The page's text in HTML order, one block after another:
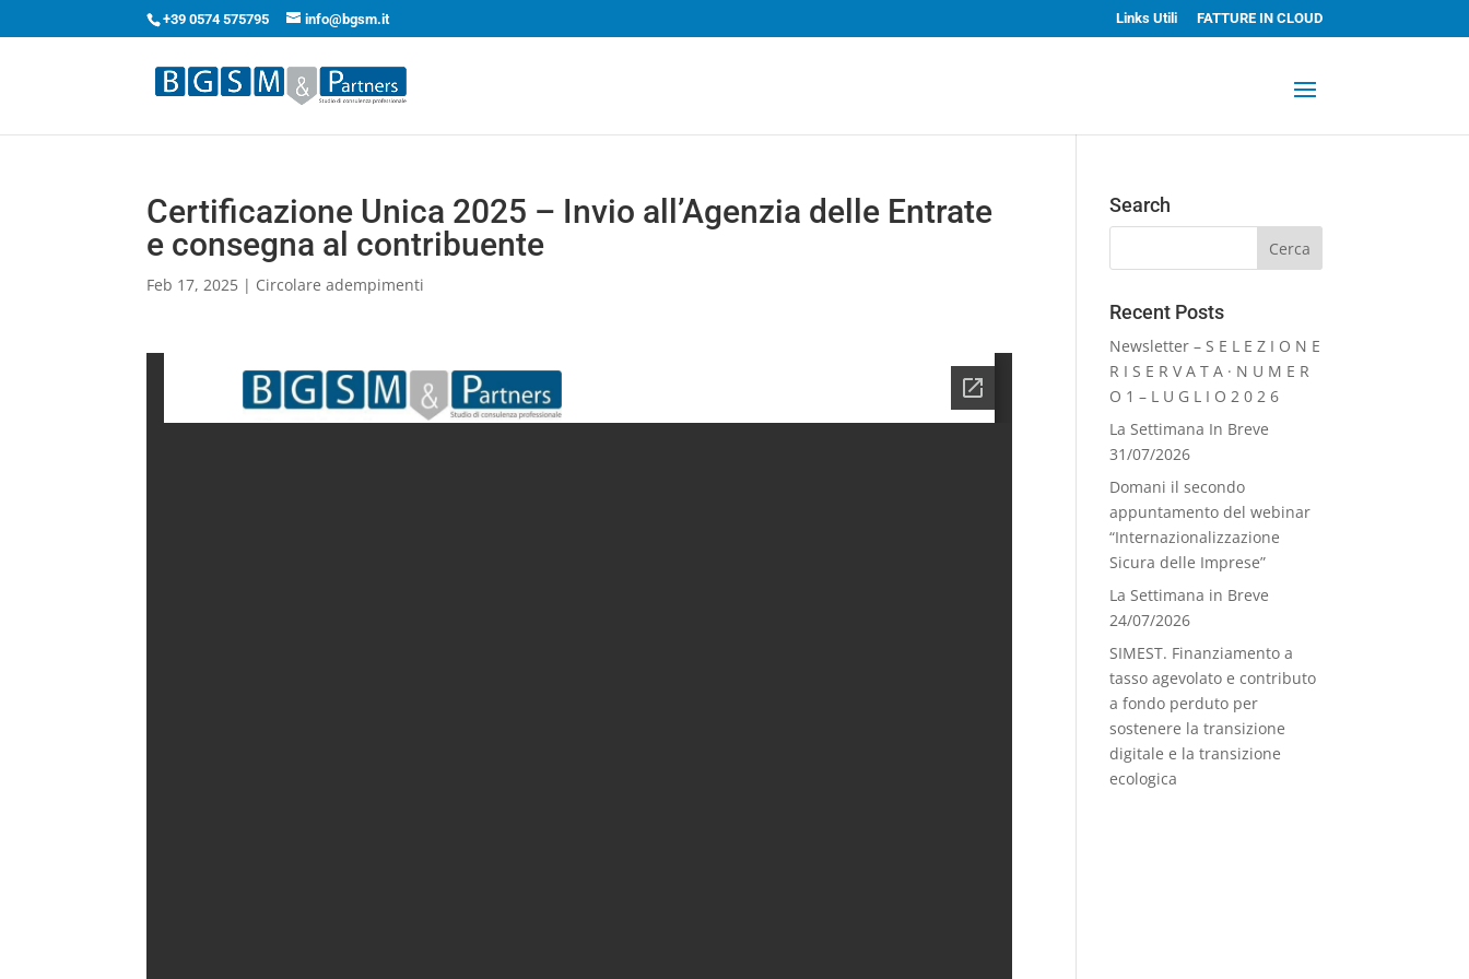
+39 0574 575795 info@bgsm.it Links Utili FATTURE IN CLOUD
Certificazione Unica 2025 – Invio all’Agenzia delle Entrate
e consegna al contribuente
Feb 17, 2025 | Circolare adempimenti
Search
Recent Posts
Newsletter – S E L E Z I O N E
R I S E R V A T A · N U M E R
O 1 – L U G L I O 2 0 2 6
La Settimana In Breve
31/07/2026
Domani il secondo
appuntamento del webinar
“Internazionalizzazione
Sicura delle Imprese”
La Settimana in Breve
24/07/2026
SIMEST. Finanziamento a
tasso agevolato e contributo
a fondo perduto per
sostenere la transizione
digitale e la transizione
ecologica